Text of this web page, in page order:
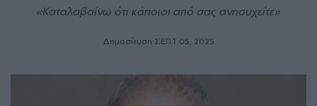
«Καταλαβαίνω ότι κάποιοι από σας ανησυχείτε»
Δημοσίευση ΣΕΠΤ 05, 2025